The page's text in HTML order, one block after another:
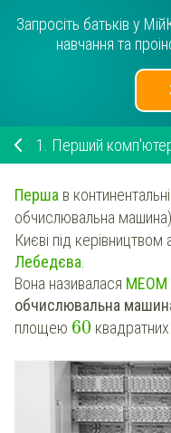
Запросіть батьків у
навчання та
1. Перший
Перша в
обчислювальна
Києві під керівництвом
Лебедєва
Вона називалася МEОМ
обчислювальна
площею 60 квадратних